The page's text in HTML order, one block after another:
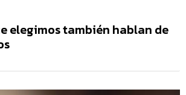
elegimos también hablan de